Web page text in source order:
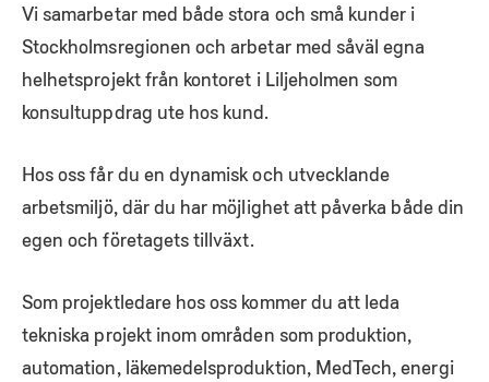
Vi samarbetar med både stora och små kunder i
Stockholmsregionen och arbetar med såväl egna
helhetsprojekt från kontoret i Liljeholmen som
konsultuppdrag ute hos kund.
Hos oss får du en dynamisk och utvecklande
arbetsmiljö, där du har möjlighet att påverka både din
egen och företagets tillväxt.
Som projektledare hos oss kommer du att leda
tekniska projekt inom områden som produktion,
automation, läkemedelsproduktion, MedTech, energi